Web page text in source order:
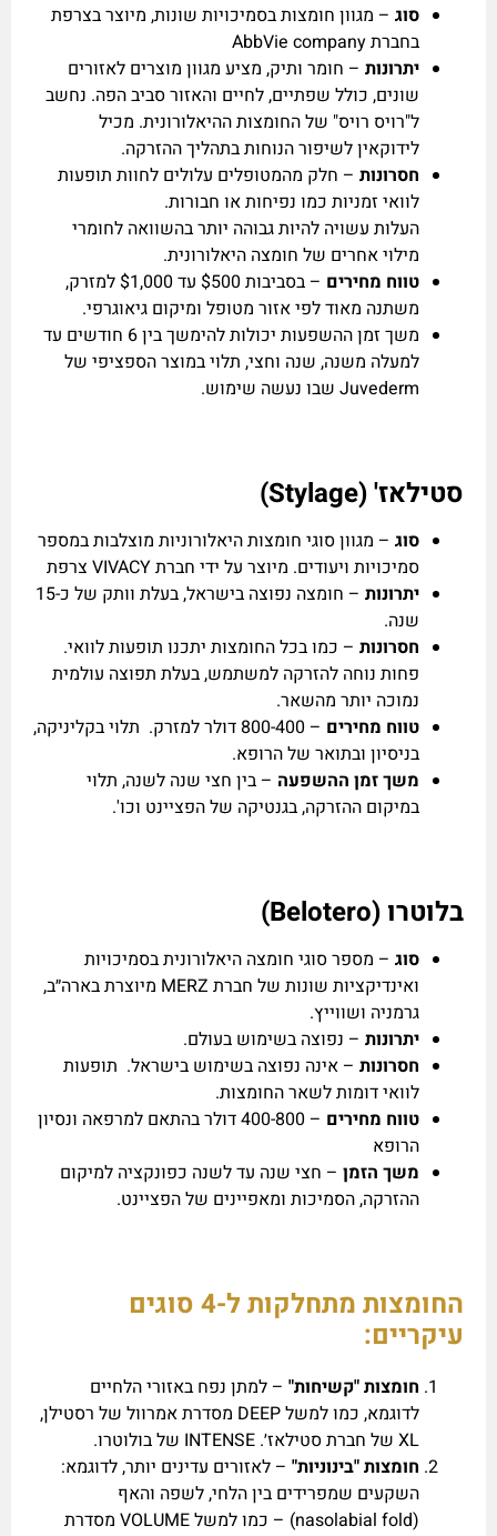
סוג – מגוון חומצות בסמיכויות שונות, מיוצר בצרפת
בחברת AbbVie company
יתרונות – חומר ותיק, מציע מגוון מוצרים לאזורים
שונים, כולל שפתיים, לחיים והאזור סביב הפה. נחשב
ל"רויס רויס" של החומצות ההיאלורונית. מכיל
לידוקאין לשיפור הנוחות בתהליך ההזרקה.
חסרונות – חלק מהמטופלים עלולים לחוות תופעות
לוואי זמניות כמו נפיחות או חבורות.
העלות עשויה להיות גבוהה יותר בהשוואה לחומרי
מילוי אחרים של חומצה היאלורונית.
טווח מחירים
– בסביבות $500 עד $1,000 למזרק,
משתנה מאוד לפי אזור מטופל ומיקום גיאוגרפי.
משך זמן ההשפעות יכולות להימשך בין 6 חודשים עד
למעלה משנה, שנה וחצי, תלוי במוצר הספציפי של
Juvederm שבו נעשה שימוש.
סטילאז' (Stylage)
סוג – מגוון סוגי חומצות היאלורוניות מוצלבות במספר
סמיכויות ויעודים. מיוצר על ידי חברת VIVACY צרפת
יתרונות
– חומצה נפוצה בישראל, בעלת וותק של כ-15
שנה.
חסרונות – כמו בכל החומצות יתכנו תופעות לוואי.
פחות נוחה להזרקה למשתמש, בעלת תפוצה עולמית
נמוכה יותר מהשאר.
טווח מחירים
– 800-400 דולר למזרק. תלוי בקליניקה,
בניסיון ובתואר של הרופא.
משך זמן ההשפעה – בין חצי שנה לשנה, תלוי
במיקום ההזרקה, בגנטיקה של הפציינט וכו'.
בלוטרו (Belotero)
סוג – מספר סוגי חומצה היאלורונית בסמיכויות
ואינדיקציות שונות של חברת MERZ מיוצרת בארה״ב,
גרמניה ושווייץ.
יתרונות – נפוצה בשימוש בעולם.
חסרונות – אינה נפוצה בשימוש בישראל. תופעות
לוואי דומות לשאר החומצות.
טווח מחירים
– 400-800 דולר בהתאם למרפאה ונסיון
הרופא
משך הזמן – חצי שנה עד לשנה כפונקציה למיקום
ההזרקה, הסמיכות ומאפיינים של הפציינט.
החומצות מתחלקות ל-4 סוגים
עיקריים:
חומצות "קשיחות" – למתן נפח באזורי הלחיים
לדוגמא, כמו למשל DEEP מסדרת אמרוול של רסטילן,
XL של חברת סטילאז׳. INTENSE של בולוטרו.
חומצות "בינוניות" – לאזורים עדינים יותר, לדוגמא:
השקעים שמפרידים בין הלחי, לשפה והאף
(nasolabial fold) – כמו למשל VOLUME מסדרת